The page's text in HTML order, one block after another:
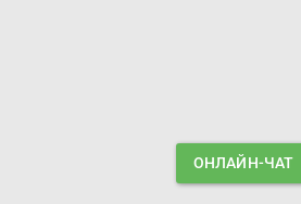
ОНЛАЙН-ЧАТ